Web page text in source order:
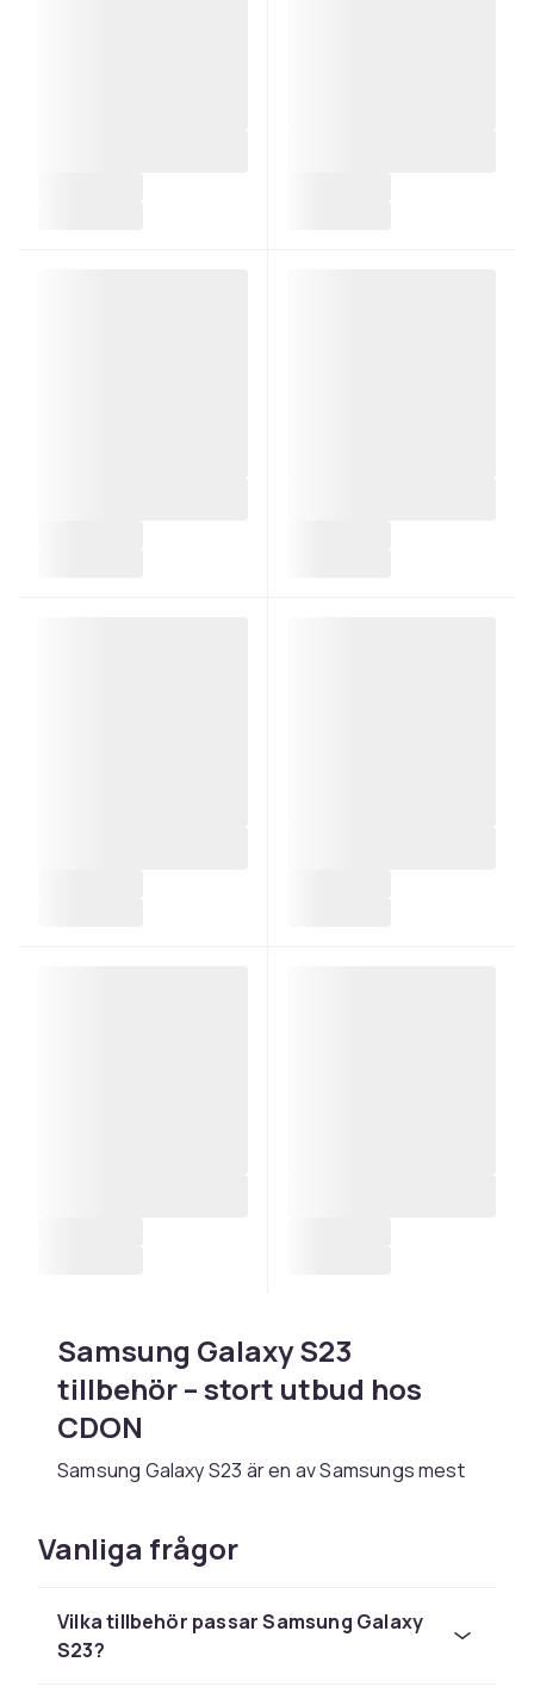
Samsung Galaxy S23
tillbehör – stort utbud hos
CDON
Samsung Galaxy S23 är en av Samsungs mest
lanserades 2023. Med en 6,1-tums skärm,
nattfotografering och Snapdragon 8 Gen 2
och sju års OS-uppdateringar är det en telefon
Vanliga frågor
Vilka tillbehör passar Samsung Galaxy
S23?